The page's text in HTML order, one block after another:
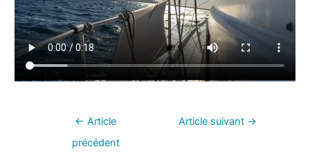
← Article
précédent
Article suivant →